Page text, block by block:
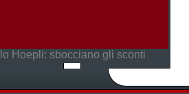
Hoepli: sbocciano gli sconti